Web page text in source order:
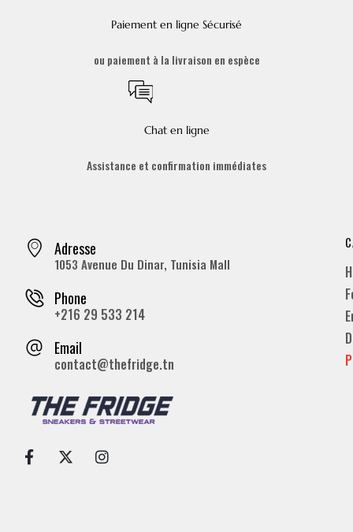
Paiement en ligne Sécurisé
ou paiement à la livraison en espèce
Chat en ligne
Assistance et confirmation immédiates
Adresse
1053 Avenue Du Dinar, Tunisia Mall
Phone
+216 29 533 214
Email
contact@thefridge.tn